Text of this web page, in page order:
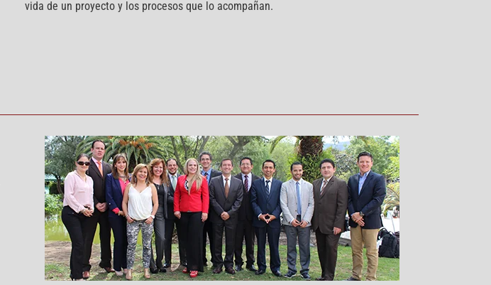
vida de un proyecto y los procesos que lo acompañan.